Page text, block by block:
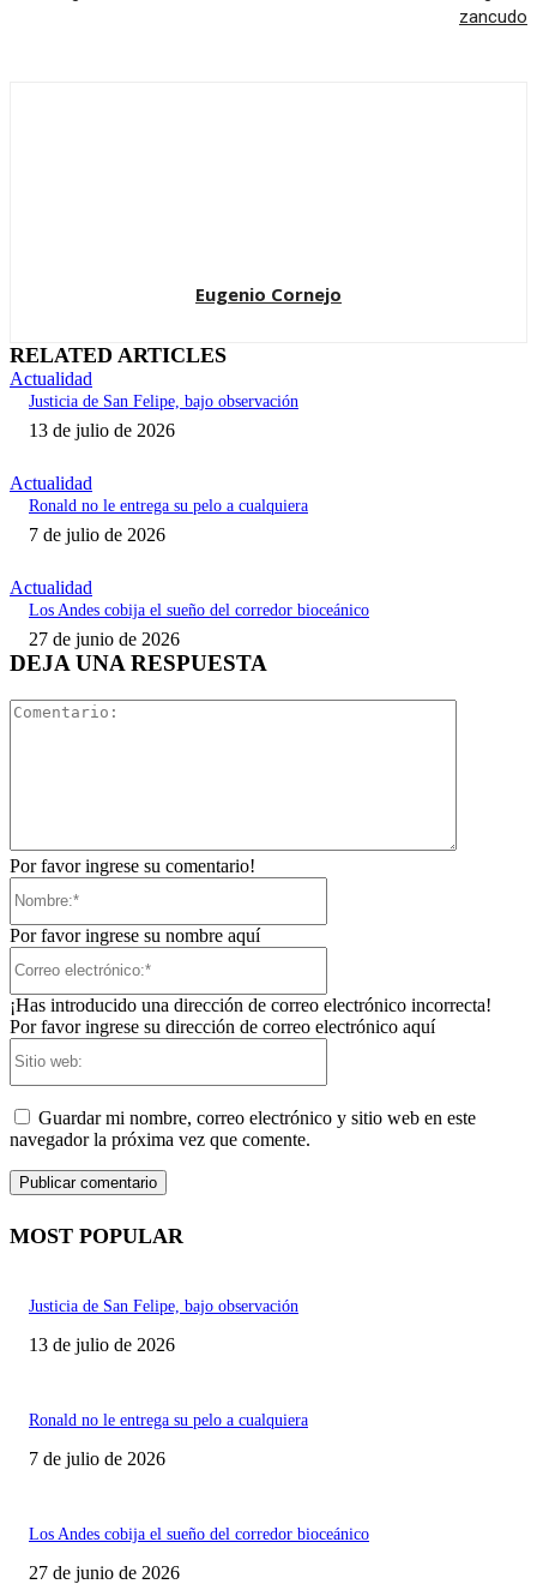
zancudo
Eugenio Cornejo
RELATED ARTICLES
Actualidad
Justicia de San Felipe, bajo observación
13 de julio de 2026
Actualidad
Ronald no le entrega su pelo a cualquiera
7 de julio de 2026
Actualidad
Los Andes cobija el sueño del corredor bioceánico
27 de junio de 2026
DEJA UNA RESPUESTA
Por favor ingrese su comentario!
Por favor ingrese su nombre aquí
¡Has introducido una dirección de correo electrónico incorrecta!
Por favor ingrese su dirección de correo electrónico aquí
Guardar mi nombre, correo electrónico y sitio web en este
navegador la próxima vez que comente.
MOST POPULAR
Justicia de San Felipe, bajo observación
13 de julio de 2026
Ronald no le entrega su pelo a cualquiera
7 de julio de 2026
Los Andes cobija el sueño del corredor bioceánico
27 de junio de 2026